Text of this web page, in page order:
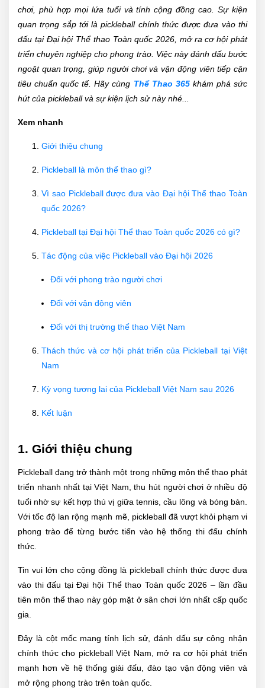
chơi, phù hợp mọi lứa tuổi và tính cộng đồng cao. Sự kiện
quan trọng sắp tới là pickleball chính thức được đưa vào thi
đấu tại Đại hội Thể thao Toàn quốc 2026, mở ra cơ hội phát
triển chuyên nghiệp cho phong trào. Việc này đánh dấu bước
ngoặt quan trọng, giúp người chơi và vận động viên tiếp cận
tiêu chuẩn quốc tế. Hãy cùng Thể Thao 365khám phá sức
hút của pickleball và sự kiện lịch sử này nhé...
Xem nhanh
Giới thiệu chung
Pickleball là môn thể thao gì?
Vì sao Pickleball được đưa vào Đại hội Thể thao Toàn
quốc 2026?
Pickleball tại Đại hội Thể thao Toàn quốc 2026 có gì?
Tác động của việc Pickleball vào Đại hội 2026
Đối với phong trào người chơi
Đối với vận động viên
Đối với thị trường thể thao Việt Nam
Thách thức và cơ hội phát triển của Pickleball tại Việt
Nam
Kỳ vọng tương lai của Pickleball Việt Nam sau 2026
Kết luận
1. Giới thiệu chung
Pickleball đang trở thành một trong những môn thể thao phát
triển nhanh nhất tại Việt Nam, thu hút người chơi ở nhiều độ
tuổi nhờ sự kết hợp thú vị giữa tennis, cầu lông và bóng bàn.
Với tốc độ lan rộng mạnh mẽ, pickleball đã vượt khỏi phạm vi
phong trào để từng bước tiến vào hệ thống thi đấu chính
thức.
Tin vui lớn cho cộng đồng là pickleball chính thức được đưa
vào thi đấu tại Đại hội Thể thao Toàn quốc 2026 – lần đầu
tiên môn thể thao này góp mặt ở sân chơi lớn nhất cấp quốc
gia.
Đây là cột mốc mang tính lịch sử, đánh dấu sự công nhận
chính thức cho pickleball Việt Nam, mở ra cơ hội phát triển
mạnh hơn về hệ thống giải đấu, đào tạo vận động viên và
mở rộng phong trào trên toàn quốc.